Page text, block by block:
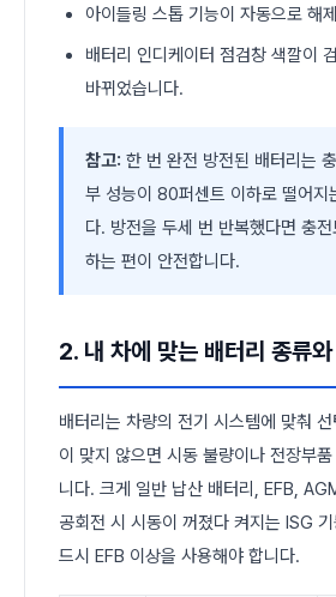
아이들링 스톱 기능이 자동으로 해
배터리 인디케이터 점검창 색깔이
바뀌었습니다.
참고: 한 번 완전 방전된 배터리는
부 성능이 80퍼센트 이하로 떨어지
다. 방전을 두세 번 반복했다면 충
하는 편이 안전합니다.
2. 내 차에 맞는 배터리 종류와
배터리는 차량의 전기 시스템에 맞춰
이 맞지 않으면 시동 불량이나 전장부
니다. 크게 일반 납산 배터리, EFB,
공회전 시 시동이 꺼졌다 켜지는 ISG
드시 EFB 이상을 사용해야 합니다.